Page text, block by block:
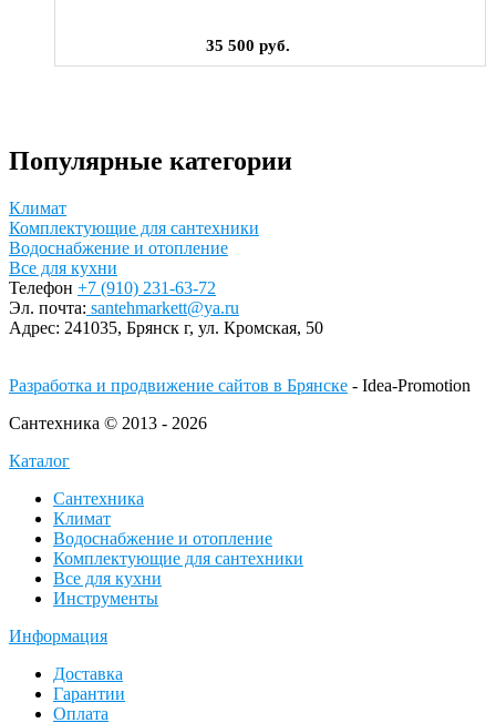
35 500 руб.
Популярные категории
Климат
Комплектующие для сантехники
Водоснабжение и отопление
Все для кухни
Телефон +7 (910) 231-63-72
Эл. почта: santehmarkett@ya.ru
Адрес: 241035, Брянск г, ул. Кромская, 50
Разработка и продвижение сайтов в Брянске - Idea-Promotion
Сантехника © 2013 - 2026
Каталог
Сантехника
Климат
Водоснабжение и отопление
Комплектующие для сантехники
Все для кухни
Инструменты
Информация
Доставка
Гарантии
Оплата